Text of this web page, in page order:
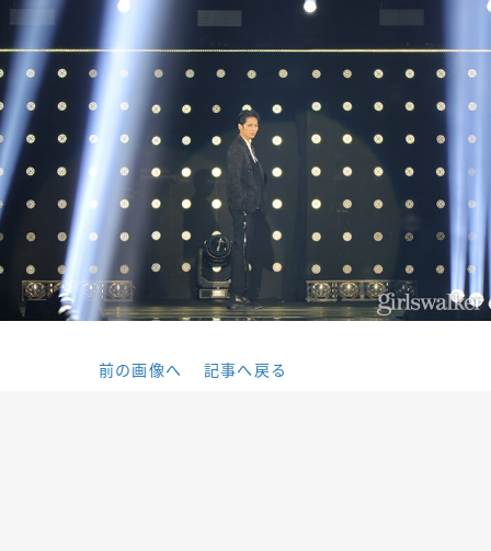
前の画像へ 記事へ戻る